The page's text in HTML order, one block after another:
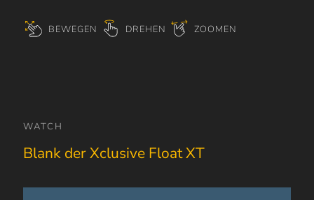
BEWEGEN DREHEN ZOOMEN
WATCH
Blank der Xclusive Float XT